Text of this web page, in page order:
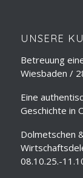
UNSERE
Betreuung
Wiesbaden /
Eine
Geschichte in
Dolmetschen
08.10.25.-